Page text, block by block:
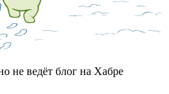
не ведёт блог на Хабре